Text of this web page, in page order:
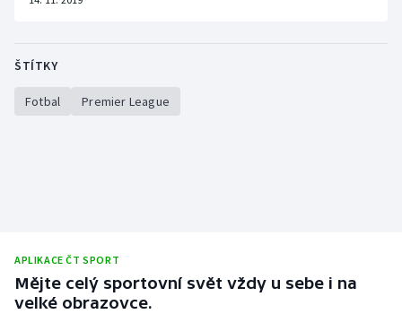
ŠTÍTKY
Fotbal Premier League
APLIKACE ČT SPORT
Mějte celý sportovní svět vždy u sebe i na
velké obrazovce.